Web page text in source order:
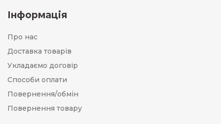
Інформація
Про нас
Доставка товарів
Укладаємо договір
Способи оплати
Повернення/обмін
Повернення товару